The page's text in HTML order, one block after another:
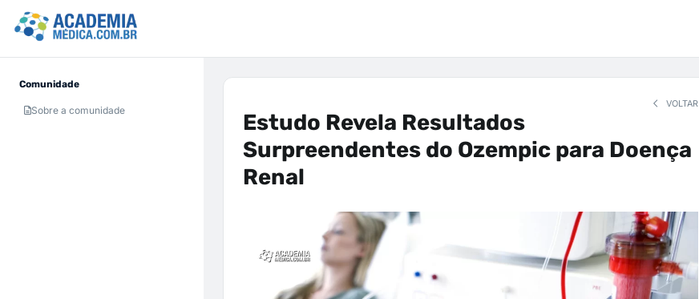
Comunidade
Sobre a comunidade
VOLTAR
Estudo Revela Resultados
Surpreendentes do Ozempic para Doença
Renal